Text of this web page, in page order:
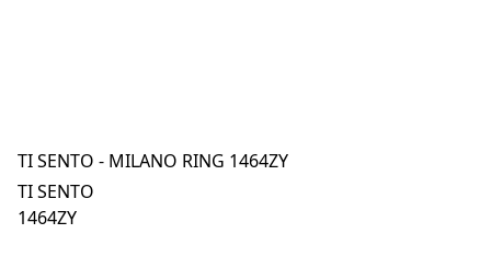
TI SENTO - MILANO RING 1464ZY
TI SENTO
1464ZY